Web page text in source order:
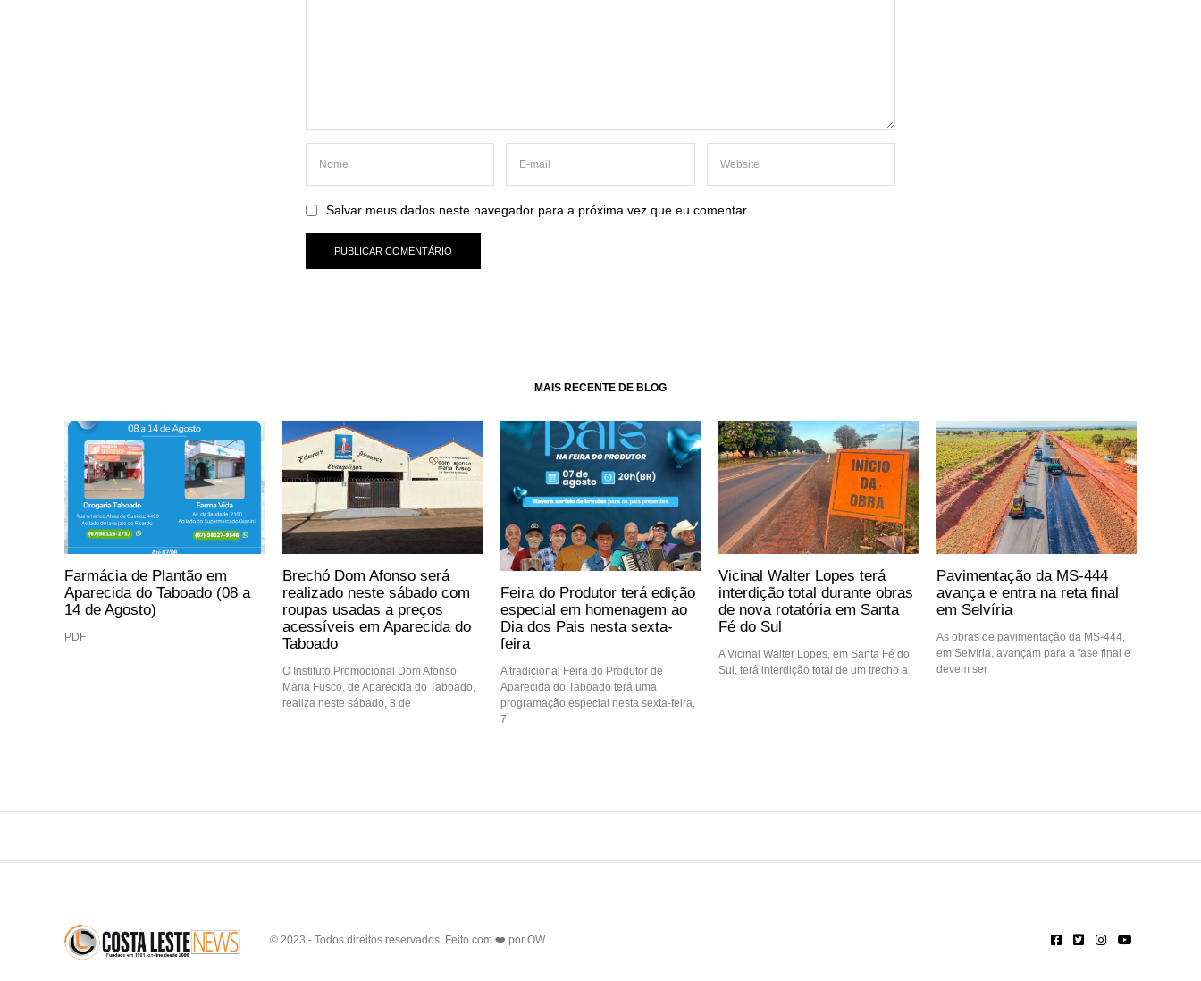
Salvar meus dados neste navegador para a próxima vez que eu comentar.
MAIS RECENTE DE BLOG
Farmácia de Plantão em
Aparecida do Taboado (08 a
14 de Agosto)
PDF
Brechó Dom Afonso será
realizado neste sábado com
roupas usadas a preços
acessíveis em Aparecida do
Taboado
O Instituto Promocional Dom Afonso
Maria Fusco, de Aparecida do Taboado,
realiza neste sábado, 8 de
Feira do Produtor terá edição
especial em homenagem ao
Dia dos Pais nesta sexta-
feira
A tradicional Feira do Produtor de
Aparecida do Taboado terá uma
programação especial nesta sexta-feira,
7
Vicinal Walter Lopes terá
interdição total durante obras
de nova rotatória em Santa
Fé do Sul
A Vicinal Walter Lopes, em Santa Fé do
Sul, terá interdição total de um trecho a
Pavimentação da MS-444
avança e entra na reta final
em Selvíria
As obras de pavimentação da MS-444,
em Selvíria, avançam para a fase final e
devem ser
© 2023 - Todos direitos reservados. Feito com ❤️ por OW